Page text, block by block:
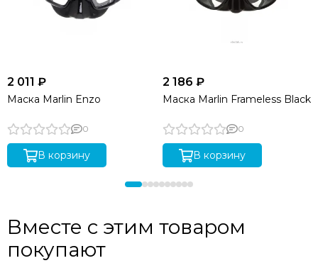
2 011 ₽
Маска Marlin Enzo
0
В корзину
2 186 ₽
Маска Marlin Frameless Black
0
В корзину
Вместе с этим товаром
покупают